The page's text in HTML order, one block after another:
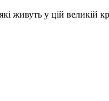
у цій великій